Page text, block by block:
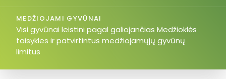
MEDŽIOJAMI GYVŪNAI
Visi gyvūnai leistini pagal galiojančias Medžioklės
taisykles ir patvirtintus medžiojamųjų gyvūnų
limitus